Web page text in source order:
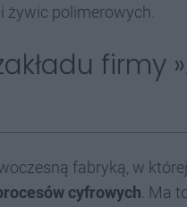
żywic polimerowych.
firmy
fabryką, w
cyfrowych . Ma